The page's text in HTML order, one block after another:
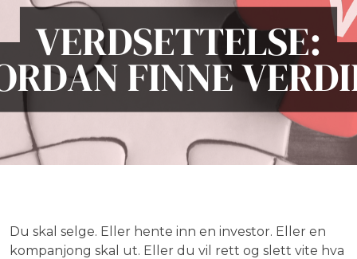
Du skal selge. Eller hente inn en investor. Eller en
kompanjong skal ut. Eller du vil rett og slett vite hva